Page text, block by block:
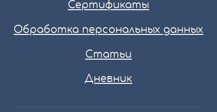
Сертификаты
Обработка персональных данных
Статьи
Дневник